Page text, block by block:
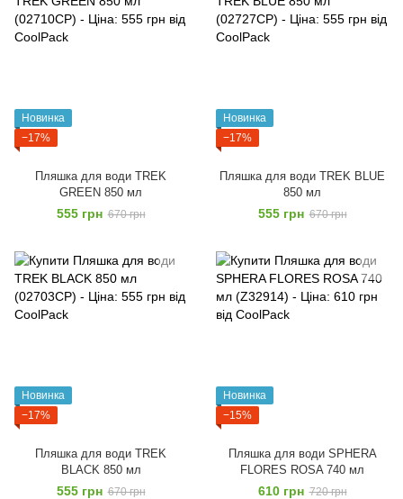
Новинка
−17%
Пляшка для води TREK
GREEN 850 мл
555 грн 670 грн
Новинка
−17%
Пляшка для води TREK BLUE
850 мл
555 грн 670 грн
Новинка
−17%
Пляшка для води TREK
BLACK 850 мл
555 грн 670 грн
Новинка
−15%
Пляшка для води SPHERA
FLORES ROSA 740 мл
610 грн 720 грн